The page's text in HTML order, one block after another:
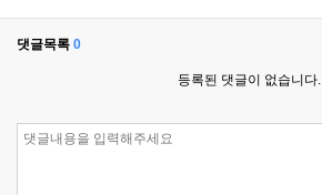
댓글목록 0
등록된 댓글이 없습니다.